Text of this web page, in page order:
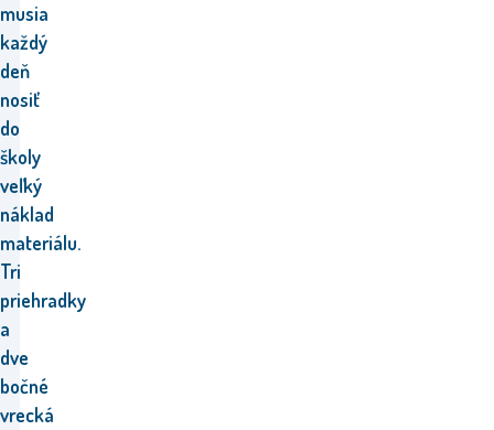
musia
každý
deň
nosiť
do
školy
veľký
náklad
materiálu.
Tri
priehradky
a
dve
bočné
vrecká